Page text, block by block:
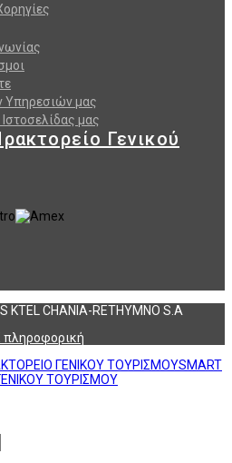
Υπηρεσιών μας
μας
Γενικού
KTEL CHANIA-RETHYMNO S.A
πληροφορική
SMART
ΤΟΥΡΙΣΜΟΥ